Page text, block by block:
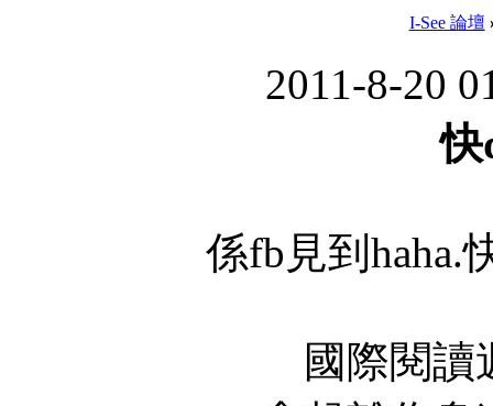
I-See 論壇
2011-8-20
係fb見到haha.
國際閱讀